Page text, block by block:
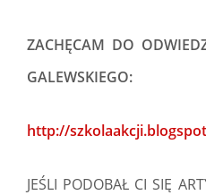
ZACHĘCAM DO
GALEWSKIEGO:
http://
JEŚLI PODOBAŁ CI SIĘ